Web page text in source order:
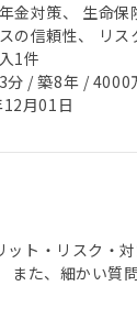
金対策、 生命保
の信頼性、 リス
1件
分 / 築8年 / 4000
月01日
ット・リスク・
また、細かい質